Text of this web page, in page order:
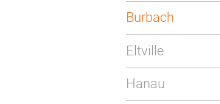
Burbach
Eltville
Hanau